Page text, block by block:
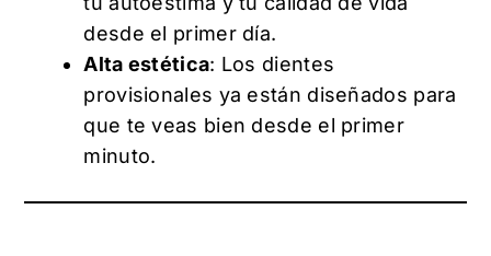
desde el primer día.
Alta estética: Los dientes
provisionales ya están diseñados para
que te veas bien desde el primer
minuto.